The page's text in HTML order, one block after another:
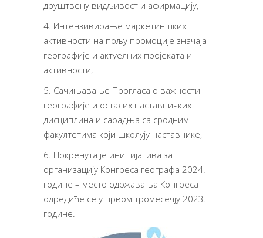
друштвену видљивост и афирмацију,
4. Интензивирање маркетиншких
активности на пољу промоције значаја
географије и актуелних пројеката и
активности,
5. Сачињавање Прогласа о важности
географије и осталих наставничких
дисциплина и сарадња са сродним
факултетима који школују наставнике,
6. Покренута је иницијатива за
организацију Конгреса географа 2024.
године – место одржавања Конгреса
одредиће се у првом тромесечју 2023.
године.